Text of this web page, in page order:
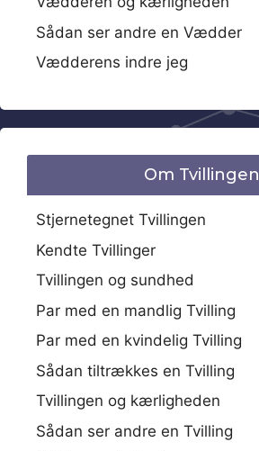
Sådan ser andre en Vædder
Vædderens indre jeg
Om Tvillingen
Stjernetegnet Tvillingen
Kendte Tvillinger
Tvillingen og sundhed
Par med en mandlig Tvilling
Par med en kvindelig Tvilling
Sådan tiltrækkes en Tvilling
Tvillingen og kærligheden
Sådan ser andre en Tvilling